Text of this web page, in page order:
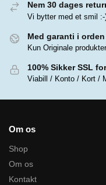
Nem 30 dages
Vi bytter med et smil :-
Med garanti i orden
Kun Originale produkter
100% Sikker SSL
Viabill / Konto / Kort /
Om os
Shop
Om os
Kontakt